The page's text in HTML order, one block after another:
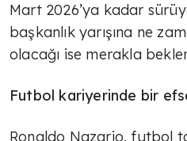
Mart 2026’ya kadar
başkanlık yarışına ne
olacağı ise merakla
Futbol kariyerinde bir
Ronaldo Nazario, futbol